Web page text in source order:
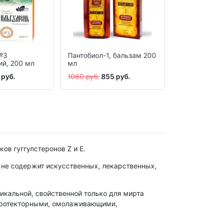
200 мл
Пантобиол-1, бальзам 200
мл
1060 руб.855 руб.
гуггулстеронов Z и E.
содержит искусственных, лекарственных,
свойственной только для мирта
омолаживающими,